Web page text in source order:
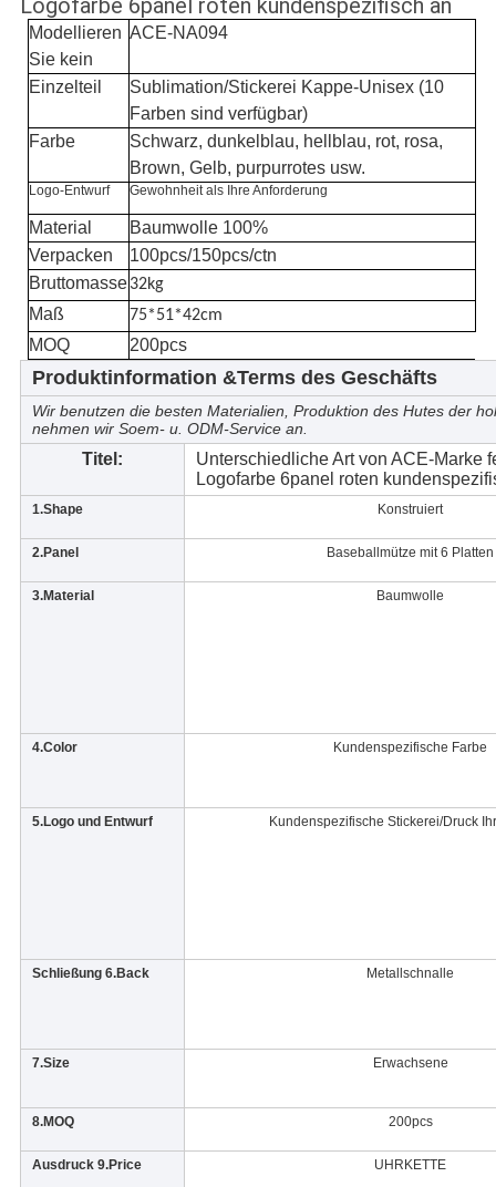
Logofarbe 6panel roten kundenspezifisch an
Modellieren
Sie kein
ACE-NA094
Einzelteil
Sublimation/Stickerei Kappe-Unisex (10
Farben sind verfügbar)
Farbe
Schwarz, dunkelblau, hellblau, rot, rosa,
Brown, Gelb, purpurrotes usw.
Logo-Entwurf Gewohnheit als Ihre Anforderung
Material
Baumwolle 100%
Verpacken
100pcs/150pcs/ctn
Bruttomasse32kg
Maß 75*51*42cm
MOQ 200pcs
Produktinformation &Terms des Geschäfts
Wir benutzen die besten Materialien, Produktion des Hutes der
nehmen wir Soem- u. ODM-Service an.
Titel:
Unterschiedliche Art von ACE-Marke
Logofarbe 6panel roten
1.Shape Konstruiert
2.Panel Baseballmütze mit 6 Platten
3.Material Baumwolle
4.Color Kundenspezifische Farbe
5.Logo und Entwurf Kundenspezifische Stickerei/Druck
Schließung 6.Back Metallschnalle
7.Size Erwachsene
8.MOQ 200pcs
Ausdruck 9.Price UHRKETTE